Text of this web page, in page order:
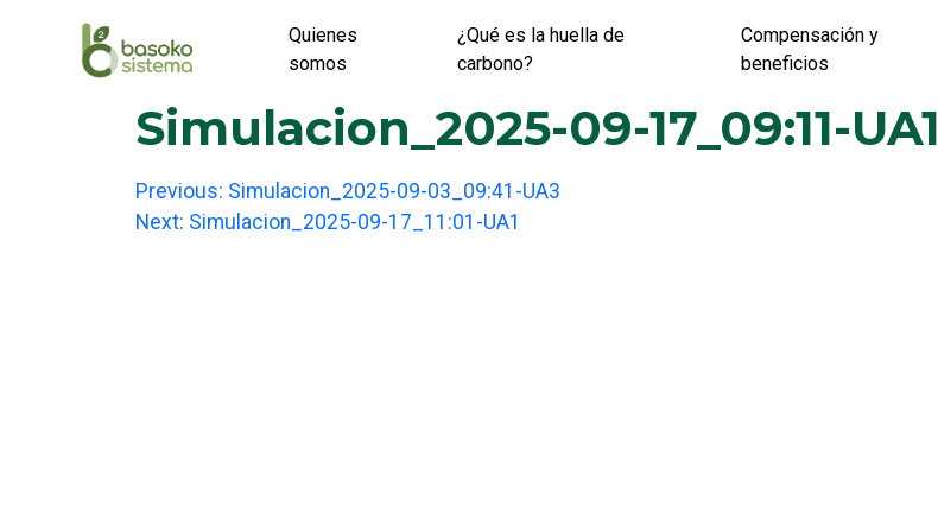
Quienes
somos
¿Qué es la huella de
carbono?
Compensación y
beneficios
Simulacion_2025-09-17_09:11-UA1
Post
navigation
Previous: Simulacion_2025-09-03_09:41-UA3
Next: Simulacion_2025-09-17_11:01-UA1